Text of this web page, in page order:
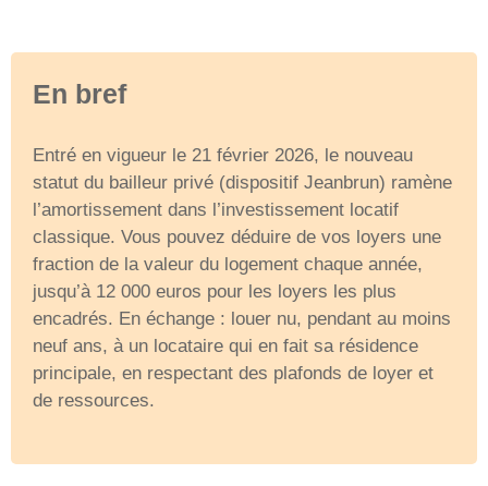
En bref
Entré en vigueur le 21 février 2026, le nouveau
statut du bailleur privé (dispositif Jeanbrun) ramène
l’amortissement dans l’investissement locatif
classique. Vous pouvez déduire de vos loyers une
fraction de la valeur du logement chaque année,
jusqu’à 12 000 euros pour les loyers les plus
encadrés. En échange : louer nu, pendant au moins
neuf ans, à un locataire qui en fait sa résidence
principale, en respectant des plafonds de loyer et
de ressources.